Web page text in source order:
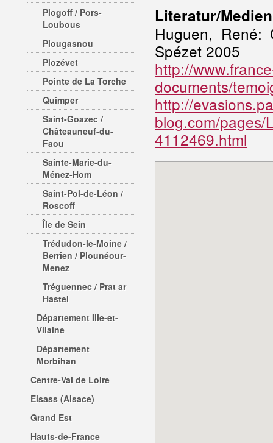
Plogoff / Pors-
Loubous
Plougasnou
Plozévet
Pointe de La Torche
Quimper
Saint-Goazec /
Châteauneuf-du-
Faou
Sainte-Marie-du-
Ménez-Hom
Saint-Pol-de-Léon /
Roscoff
Île de Sein
Trédudon-le-Moine /
Berrien / Plounéour-
Menez
Tréguennec / Prat ar
Hastel
Département Ille-et-
Vilaine
Département
Morbihan
Centre-Val de Loire
Elsass (Alsace)
Grand Est
Hauts-de-France
Literatur/Medien
Huguen, René:
Spézet 2005
http://
documents/
http://
blog.com/pages/
4112469.html